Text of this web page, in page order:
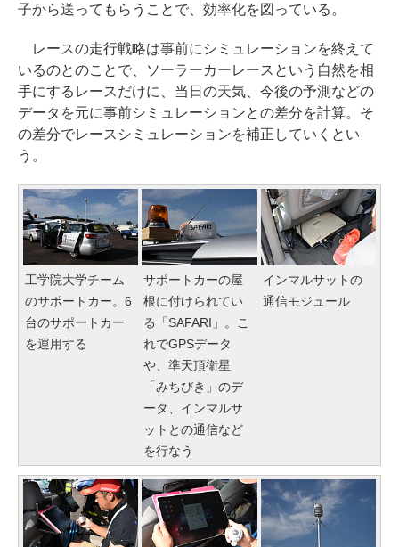
子から送ってもらうことで、効率化を図っている。
レースの走行戦略は事前にシミュレーションを終えて
いるのとのことで、ソーラーカーレースという自然を相
手にするレースだけに、当日の天気、今後の予測などの
データを元に事前シミュレーションとの差分を計算。そ
の差分でレースシミュレーションを補正していくとい
う。
工学院大学チーム
のサポートカー。6
台のサポートカー
を運用する
サポートカーの屋
根に付けられてい
る「SAFARI」。こ
れでGPSデータ
や、準天頂衛星
「みちびき」のデ
ータ、インマルサ
ットとの通信など
を行なう
インマルサットの
通信モジュール